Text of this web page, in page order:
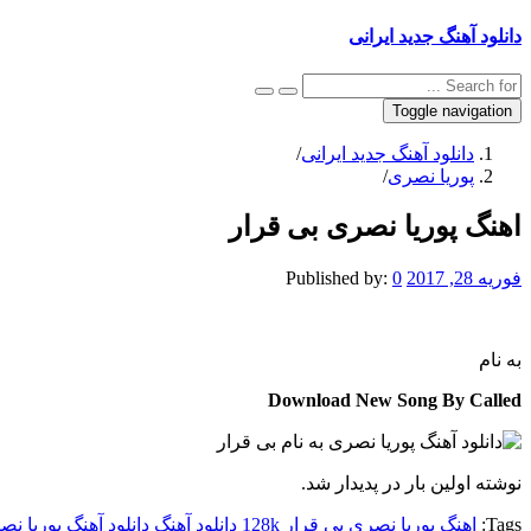
دانلود آهنگ جدید ایرانی
Toggle navigation
دانلود آهنگ جدید ایرانی/
پوریا نصری/
اهنگ پوریا نصری بی قرار
فوریه 28, 2017 Published by: 0
به نام
Download New Song By Called
نوشته اولین بار در پدیدار شد.
Tags: اهنگ پوریا نصری بی قرار 128k دانلود آهنگ دانلود آهنگ پوریا